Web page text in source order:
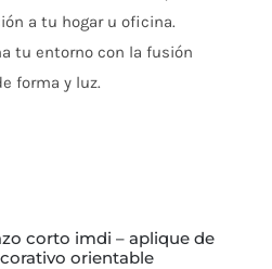
a tu hogar u oficina.
tu entorno con la fusión
forma y luz.
orientable